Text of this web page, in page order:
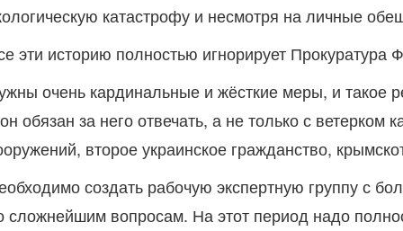
катастрофу и несмотря на личные
эти историю полностью игнорирует
очень кардинальные и жёсткие меры, и такое
обязан за него отвечать, а не только с
второе украинское гражданство,
создать рабочую экспертную группу с
сложнейшим вопросам. На этот период надо